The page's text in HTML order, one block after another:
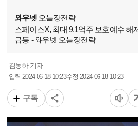
와우넷 오늘장전략
스페이스X, 최대 9.1억주 보호예수 해
급등 - 와우넷 오늘장전략
김동하 기자
입력2024-06-18 10:23수정 2024-06-18 10:23
구독